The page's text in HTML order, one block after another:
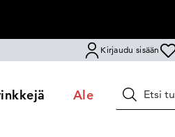
Kirjaudu sisään
Ale Hae